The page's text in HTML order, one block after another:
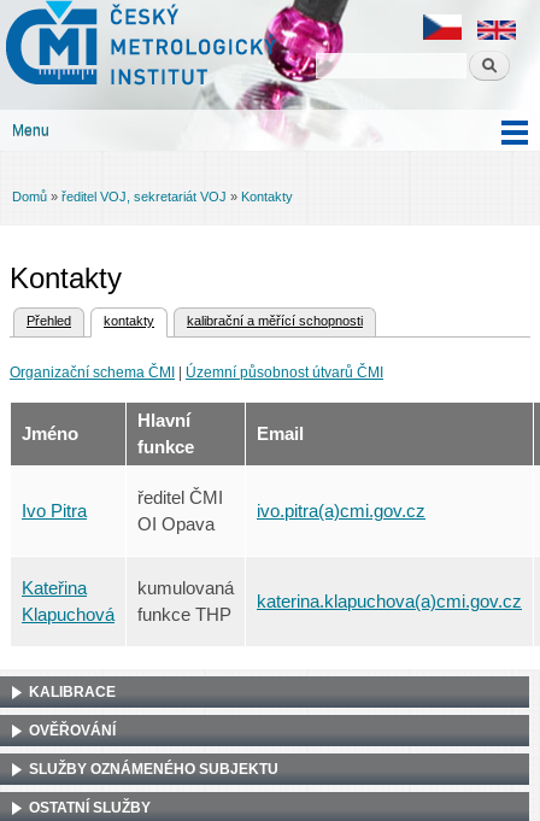
obsahu
Český
metrologický
institut
Menu
Jste zde
Domů » ředitel VOJ, sekretariát VOJ » Kontakty
Kontakty
Hlavní záložky
Přehled kontakty
(aktivní záložka) kalibrační a měřící schopnosti
Organizační schema ČMI Územní působnost útvarů ČMI
Jméno
Hlavní
funkce
Email
Ivo Pitra
ředitel ČMI
OI Opava
ivo.pitra(a)cmi.gov.cz
Kateřina
Klapuchová
kumulovaná
funkce THP
katerina.klapuchova(a)cmi.gov.cz
KALIBRACE
OVĚŘOVÁNÍ
SLUŽBY OZNÁMENÉHO SUBJEKTU
OSTATNÍ SLUŽBY